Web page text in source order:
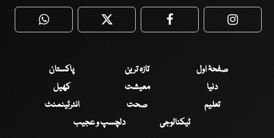
WhatsApp Twitter Facebook
صفحۂ اول تازہ ترین
پاکستان
دنیا
معیشت
کھیل
تعلیم
صحت
انٹرٹینمنٹ
ٹیکنالوجی
دلچسپ و عجیب